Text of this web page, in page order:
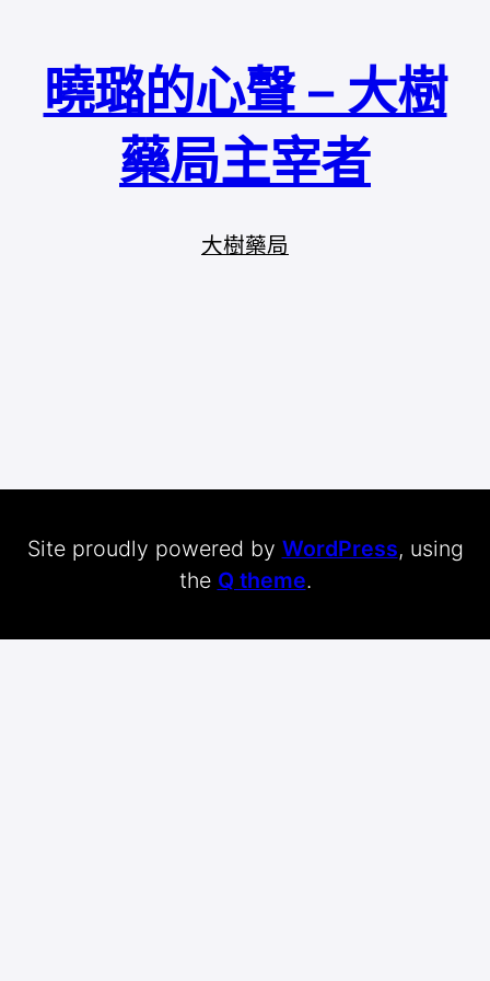
曉璐的心聲 – 大樹
藥局主宰者
大樹藥局
Site proudly powered by WordPress, using
the Q theme.